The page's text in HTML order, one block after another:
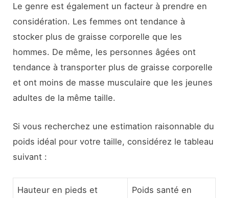
Le genre est également un facteur à prendre en
considération. Les femmes ont tendance à
stocker plus de graisse corporelle que les
hommes. De même, les personnes âgées ont
tendance à transporter plus de graisse corporelle
et ont moins de masse musculaire que les jeunes
adultes de la même taille.
Si vous recherchez une estimation raisonnable du
poids idéal pour votre taille, considérez le tableau
suivant :
Hauteur en pieds et
Poids santé en